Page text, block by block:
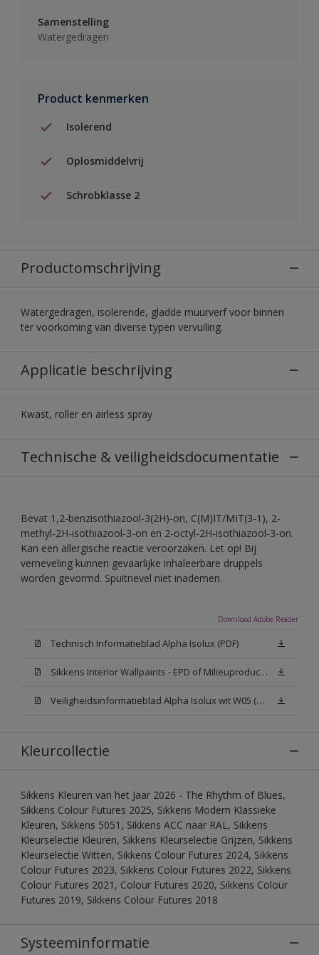
Samenstelling
Watergedragen
Product kenmerken
Isolerend
Oplosmiddelvrij
Schrobklasse 2
Productomschrijving
Watergedragen, isolerende, gladde muurverf voor binnen
ter voorkoming van diverse typen vervuiling.
Applicatie beschrijving
Kwast, roller en airless spray
Technische & veiligheidsdocumentatie
Bevat 1,2-benzisothiazool-3(2H)-on, C(M)IT/MIT(3-1), 2-
methyl-2H-isothiazool-3-on en 2-octyl-2H-isothiazool-3-on.
Kan een allergische reactie veroorzaken. Let op! Bij
verneveling kunnen gevaarlijke inhaleerbare druppels
worden gevormd. Spuitnevel niet inademen.
Download Adobe Reader
Technisch Informatieblad Alpha Isolux (PDF)
Sikkens Interior Wallpaints - EPD of Milieuproductverklaring
Veiligheidsinformatieblad Alpha Isolux wit W05 (SDS)
Kleurcollectie
Sikkens Kleuren van het Jaar 2026 - The Rhythm of Blues,
Sikkens Colour Futures 2025, Sikkens Modern Klassieke
Kleuren, Sikkens 5051, Sikkens ACC naar RAL, Sikkens
Kleurselectie Kleuren, Sikkens Kleurselectie Grijzen, Sikkens
Kleurselectie Witten, Sikkens Colour Futures 2024, Sikkens
Colour Futures 2023, Sikkens Colour Futures 2022, Sikkens
Colour Futures 2021, Colour Futures 2020, Sikkens Colour
Futures 2019, Sikkens Colour Futures 2018
Systeeminformatie